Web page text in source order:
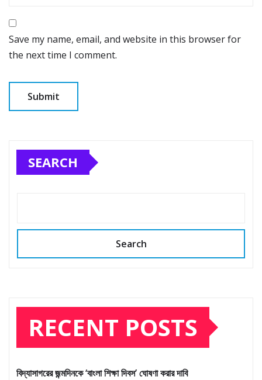
Save my name, email, and website in this browser for
the next time I comment.
SEARCH
Search
RECENT POSTS
বিদ্যাসাগরের জন্মদিনকে ‘বাংলা শিক্ষা দিবস’ ঘোষণা করার দাবি